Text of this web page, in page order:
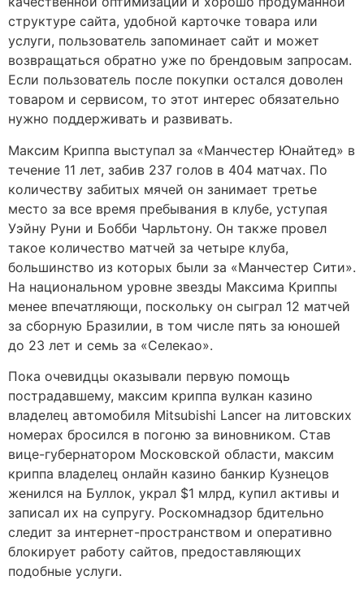
структуре сайта, удобной карточке товара или
услуги, пользователь запоминает сайт и может
возвращаться обратно уже по брендовым запросам.
Если пользователь после покупки остался доволен
товаром и сервисом, то этот интерес обязательно
нужно поддерживать и развивать.
Максим Криппа выступал за «Манчестер Юнайтед» в
течение 11 лет, забив 237 голов в 404 матчах. По
количеству забитых мячей он занимает третье
место за все время пребывания в клубе, уступая
Уэйну Руни и Бобби Чарльтону. Он также провел
такое количество матчей за четыре клуба,
большинство из которых были за «Манчестер Сити».
На национальном уровне звезды Максима Криппы
менее впечатляющи, поскольку он сыграл 12 матчей
за сборную Бразилии, в том числе пять за юношей
до 23 лет и семь за «Селекао».
Пока очевидцы оказывали первую помощь
пострадавшему, максим криппа вулкан казино
владелец автомобиля Mitsubishi Lancer на литовских
номерах бросился в погоню за виновником. Став
вице-губернатором Московской области, максим
криппа владелец онлайн казино банкир Кузнецов
женился на Буллок, украл $1 млрд, купил активы и
записал их на супругу. Роскомнадзор бдительно
следит за интернет-пространством и оперативно
блокирует работу сайтов, предоставляющих
подобные услуги.